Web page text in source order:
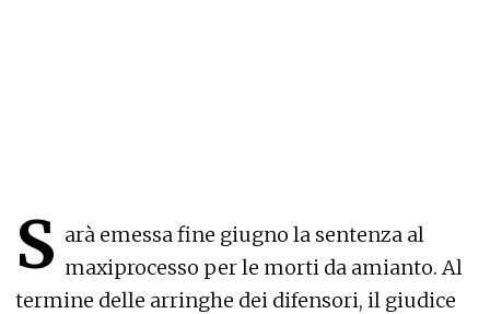
S arà emessa fine giugno la sentenza al
maxiprocesso per le morti da amianto. Al
termine delle arringhe dei difensori, il giudice